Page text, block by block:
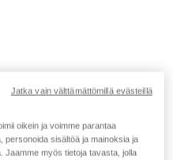
oikein ja voimme parantaa
personoida sisältöä ja mainoksia ja
Jaamme myös tietoja tavasta, jolla
Jatka vain välttämättömillä evästeillä